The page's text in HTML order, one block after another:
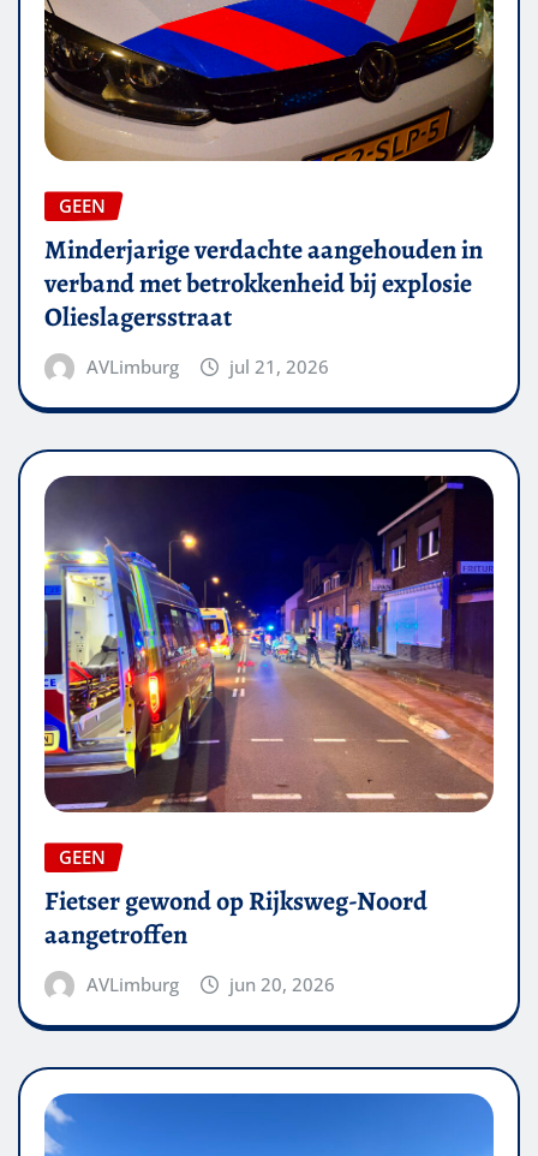
GEEN
Minderjarige verdachte aangehouden in
verband met betrokkenheid bij explosie
Olieslagersstraat
AVLimburg jul 21, 2026
GEEN
Fietser gewond op Rijksweg-Noord
aangetroffen
AVLimburg jun 20, 2026